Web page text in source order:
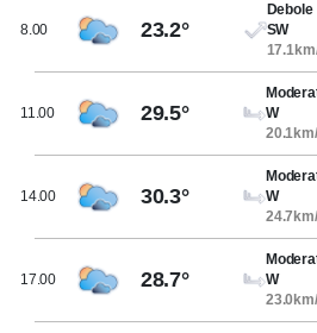
8.00 23.2°
Debole
SW
11.00 29.5°
W
14.00 30.3°
W
17.00 28.7°
W